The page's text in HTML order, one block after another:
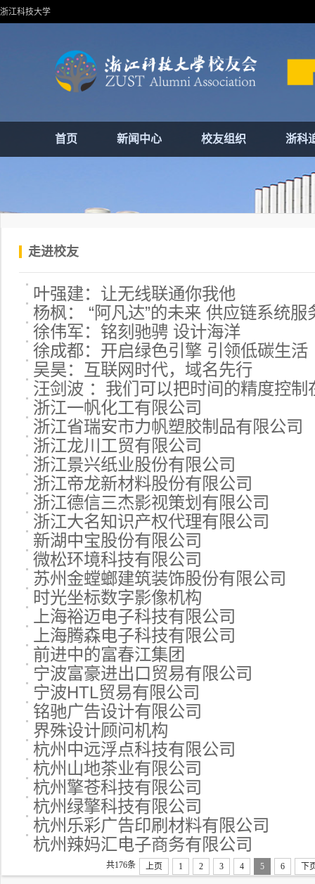
浙江科技大学
首页 新闻中心 校友组织 浙科
走进校友
叶强建：让无线联通你我他
杨枫： “阿凡达”的未来 供应链系统服
徐伟军：铭刻驰骋 设计海洋
徐成都：开启绿色引擎 引领低碳生活
吴昊：互联网时代，域名先行
汪剑波 ：我们可以把时间的精度控制
浙江一帆化工有限公司
浙江省瑞安市力帆塑胶制品有限公司
浙江龙川工贸有限公司
浙江景兴纸业股份有限公司
浙江帝龙新材料股份有限公司
浙江德信三杰影视策划有限公司
浙江大名知识产权代理有限公司
新湖中宝股份有限公司
微松环境科技有限公司
苏州金螳螂建筑装饰股份有限公司
时光坐标数字影像机构
上海裕迈电子科技有限公司
上海腾森电子科技有限公司
前进中的富春江集团
宁波富豪进出口贸易有限公司
宁波HTL贸易有限公司
铭驰广告设计有限公司
界殊设计顾问机构
杭州中远浮点科技有限公司
杭州山地茶业有限公司
杭州擎苍科技有限公司
杭州绿擎科技有限公司
杭州乐彩广告印刷材料有限公司
杭州辣妈汇电子商务有限公司
共176条 上页 1 2 3 4 5 6 下